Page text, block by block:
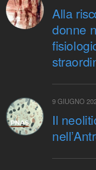
Alla
donne
9 GIUGNO
Il